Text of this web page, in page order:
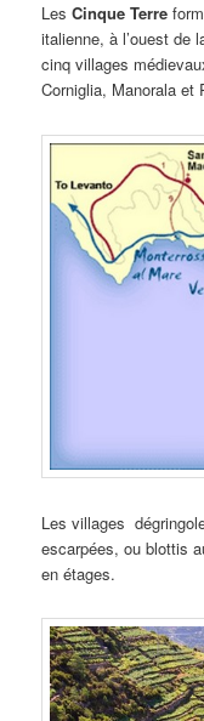
LesCinque Terre
italienne, à l’ouest de
cinq villages
Corniglia, Manorala et
Les villages
escarpées, ou blottis
en étages.